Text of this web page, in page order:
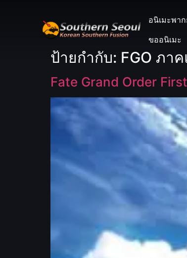
อนิเมะพา
ขออนิเมะ
ป้ายกำกับ: FGO ภา
Fate Grand Order